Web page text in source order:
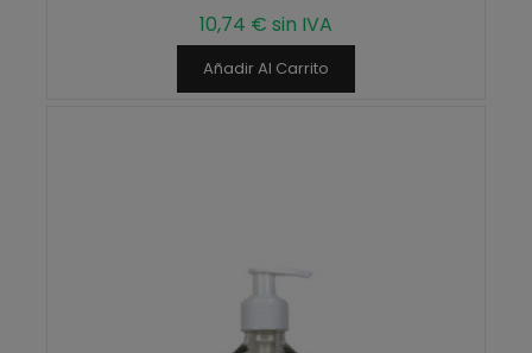
10,74 € sin IVA
Añadir Al Carrito